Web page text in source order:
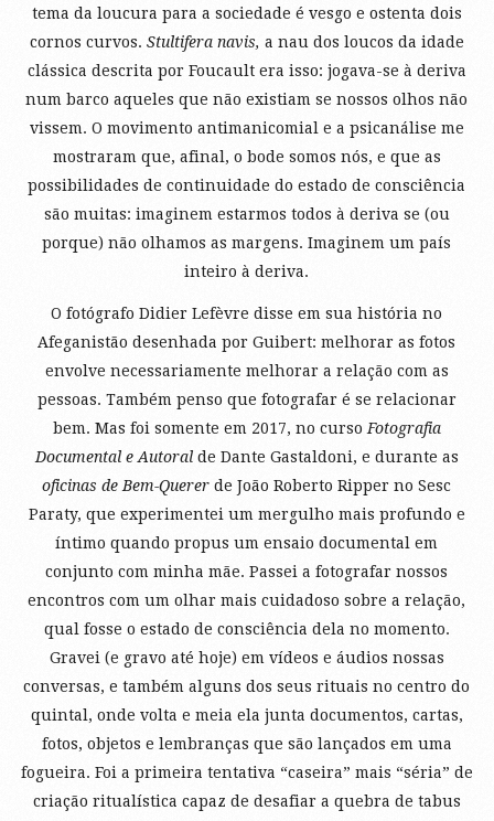
tema da loucura para a sociedade é vesgo e ostenta dois
cornos curvos. Stultifera navis, a nau dos loucos da idade
clássica descrita por Foucault era isso: jogava-se à deriva
num barco aqueles que não existiam se nossos olhos não
vissem. O movimento antimanicomial e a psicanálise me
mostraram que, afinal, o bode somos nós, e que as
possibilidades de continuidade do estado de consciência
são muitas: imaginem estarmos todos à deriva se (ou
porque) não olhamos as margens. Imaginem um país
inteiro à deriva.
O fotógrafo Didier Lefèvre disse em sua história no
Afeganistão desenhada por Guibert: melhorar as fotos
envolve necessariamente melhorar a relação com as
pessoas. Também penso que fotografar é se relacionar
bem. Mas foi somente em 2017, no curso Fotografia
Documental e Autoralde Dante Gastaldoni, e durante as
oficinas de Bem-Querer de João Roberto Ripper no Sesc
Paraty, que experimentei um mergulho mais profundo e
íntimo quando propus um ensaio documental em
conjunto com minha mãe. Passei a fotografar nossos
encontros com um olhar mais cuidadoso sobre a relação,
qual fosse o estado de consciência dela no momento.
Gravei (e gravo até hoje) em vídeos e áudios nossas
conversas, e também alguns dos seus rituais no centro do
quintal, onde volta e meia ela junta documentos, cartas,
fotos, objetos e lembranças que são lançados em uma
fogueira. Foi a primeira tentativa “caseira” mais “séria” de
criação ritualística capaz de desafiar a quebra de tabus